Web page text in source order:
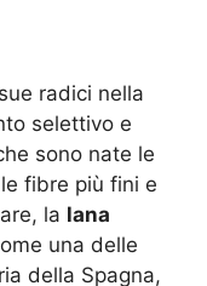
radici nella
selettivo e
sono nate le
fibre più fini e
la lana
una delle
della Spagna,